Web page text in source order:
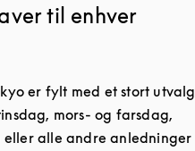
til enhver
er fylt med et stort utvalg
mors- og farsdag,
alle andre anledninger